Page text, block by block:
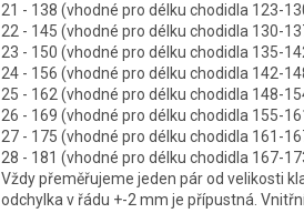
21 - 138 (vhodné pro délku chodidla
22 - 145 (vhodné pro délku chodidla
23 - 150 (vhodné pro délku chodidla
24 - 156 (vhodné pro délku chodidla
25 - 162 (vhodné pro délku chodidla
26 - 169 (vhodné pro délku chodidla
27 - 175 (vhodné pro délku chodidla
28 - 181 (vhodné pro délku chodidla
Vždy přeměřujeme jeden pár od velikosti
odchylka v řádu +-2 mm je přípustná.